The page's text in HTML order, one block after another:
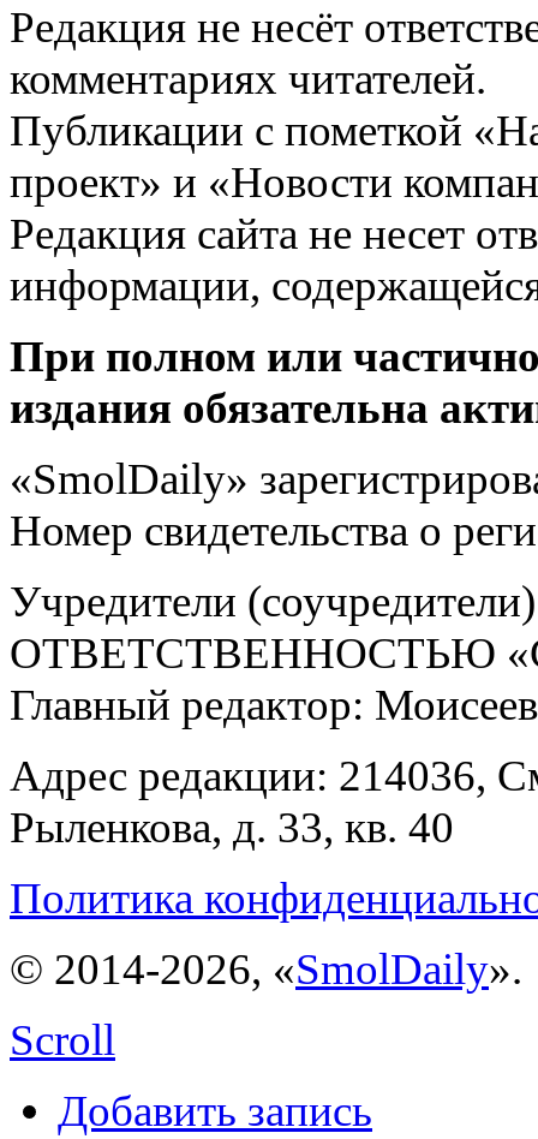
Редакция не несёт
комментариях читателей.
Публикации с пометкой
проект» и «Новости
Редакция сайта не несет
информации,
При полном или
издания обязательна
«SmolDaily»
Номер свидетельства о
Учредители
ОТВЕТСТВЕННОСТЬЮ
Главный редактор:
Адрес редакции: 214036,
Рыленкова, д. 33, кв. 40
Политика
© 2014-2026, «SmolDaily».
Scroll
Добавить запись